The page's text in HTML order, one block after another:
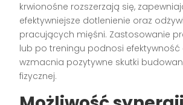
krwionośne rozszerzają się,
efektywniejsze dotlenienie oraz
pracujących mięśni. Zastosowanie
lub po treningu podnosi efektywność
wzmacnia pozytywne skutki
fizycznej.